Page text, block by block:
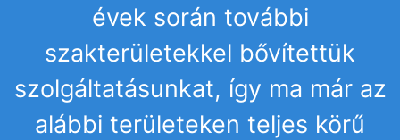
évek során további
szakterületekkel bővítettük
szolgáltatásunkat, így ma már az
alábbi területeken teljes körű